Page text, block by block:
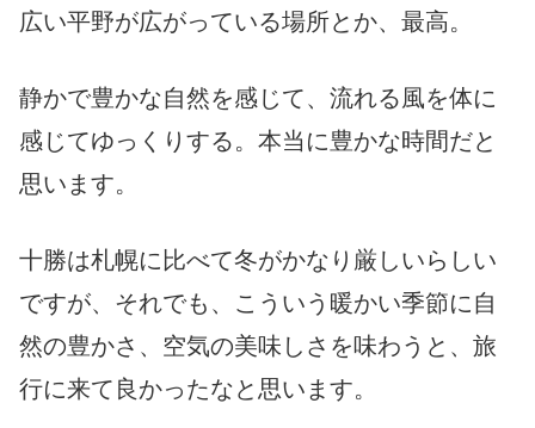
広い平野が広がっている場所とか、最高。
静かで豊かな自然を感じて、流れる風を体に
感じてゆっくりする。本当に豊かな時間だと
思います。
十勝は札幌に比べて冬がかなり厳しいらしい
ですが、それでも、こういう暖かい季節に自
然の豊かさ、空気の美味しさを味わうと、旅
行に来て良かったなと思います。